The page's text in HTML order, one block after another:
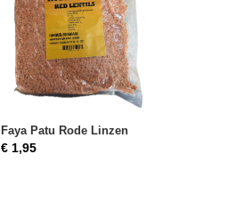
Faya Patu Rode Linzen
€ 1,95